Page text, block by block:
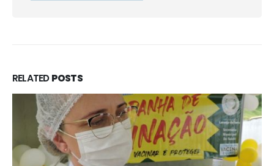
RELATEDPOSTS